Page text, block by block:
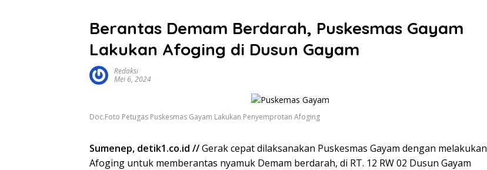
Berantas Demam Berdarah, Puskesmas Gayam
Lakukan Afoging di Dusun Gayam
Redaksi
Mei 6, 2024
Doc.Foto Petugas Puskesmas Gayam Lakukan Penyemprotan Afoging
Sumenep, detik1.co.id //Gerak cepat dilaksanakan Puskesmas Gayam dengan melakukan
Afoging untuk memberantas nyamuk Demam berdarah, di RT. 12 RW 02 Dusun Gayam